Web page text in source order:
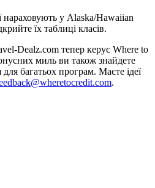
нараховують у Alaska/Hawaiian
їх таблиці класів.
Dealz.com тепер керує Where to
миль ви також знайдете
для багатьох програм. Маєте ідеї
.